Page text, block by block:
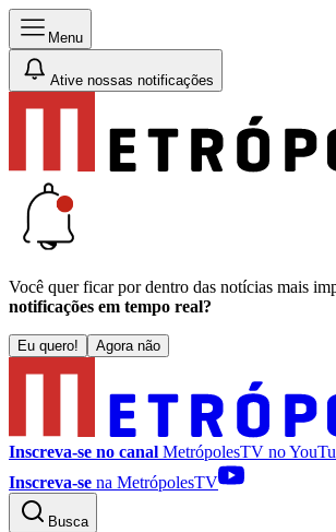
Menu
Ative nossas notificações
Você quer ficar por dentro das notícias mais
notificações em tempo real?
Eu quero! Agora não
Inscreva-se no canal MetrópolesTV no
Inscreva-se na MetrópolesTV
Busca